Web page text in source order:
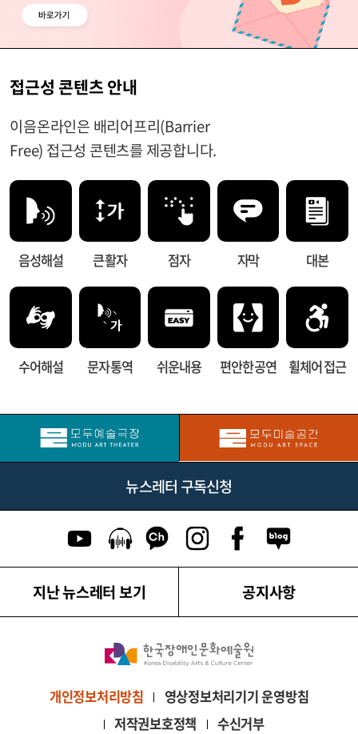
접근성 콘텐츠 안내
이음온라인은 배리어프리(Barrier
Free) 접근성 콘텐츠를 제공합니다.
음성해설 큰 활자 점자 자막 대본
수어해설 문자 통역 쉬운내용 편안한 공연 휠체어 접근
뉴스레터 구독신청
지난 뉴스레터 보기
카카오톡 채널 이동
유튜브 이동팟캐스트 이동 네이버블로
페이스북 이동
인스타그램 이동
공지사항
개인정보처리방침
영상정보처리기기 운영방침
저작권보호정책
수신거부